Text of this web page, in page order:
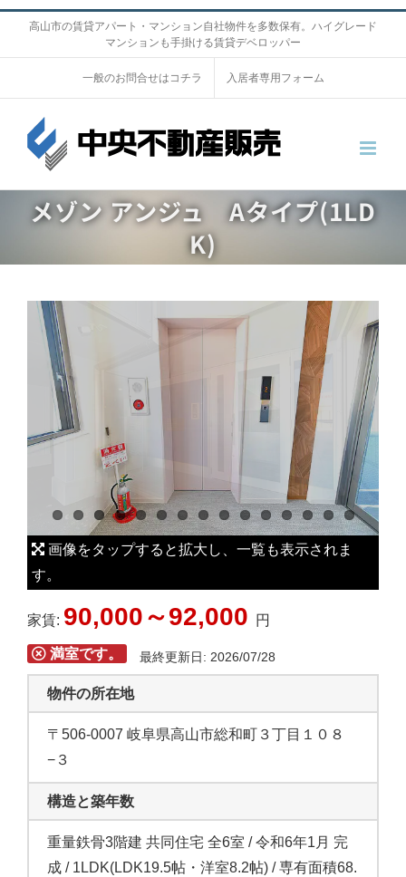
p
高山市の賃貸アパート・マンション自社物件を多数保有。ハイグレード
マンションも手掛ける賃貸デベロッパー
一般のお問合せはコチラ 入居者専用フォーム
メゾン アンジュ Aタイプ(1LD
K)
a
r
m
a
g
e
画像をタップすると拡大し、一覧も表示されま
す。
家賃: 90,000～92,000 円
満室です。 最終更新日: 2026/07/28
物件の所在地
〒506-0007 岐阜県高山市総和町３丁目１０８
−３
構造と築年数
重量鉄骨3階建 共同住宅 全6室 / 令和6年1月 完
成 / 1LDK(LDK19.5帖・洋室8.2帖) / 専有面積68.